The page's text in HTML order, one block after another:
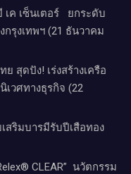
เค เซ็นเตอร์ ยกระดับ
กรุงเทพฯ (21 ธันวาคม
สุดปัง! เร่งสร้างเครือ
วศทางธุรกิจ (22
สริมบารมีรับปีเสือทอง
CLEAR” นวัตกรรม